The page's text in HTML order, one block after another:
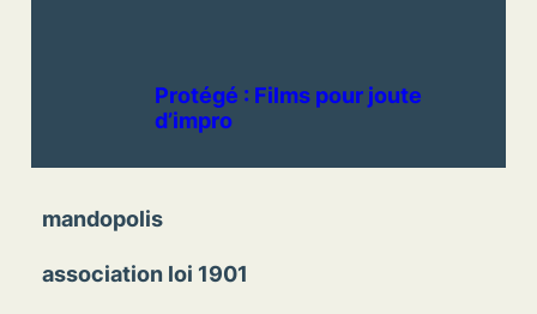
Protégé : Films pour joute
d’impro
mandopolis
association loi 1901